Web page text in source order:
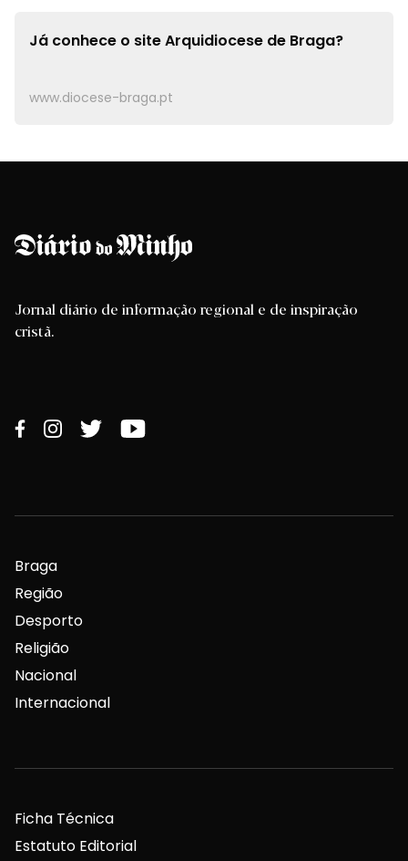
Já conhece o siteArquidiocese de Braga?
www.diocese-braga.pt
Jornal diário de informação regional e de inspiração
cristã.
Braga
Região
Desporto
Religião
Nacional
Internacional
Ficha Técnica
Estatuto Editorial